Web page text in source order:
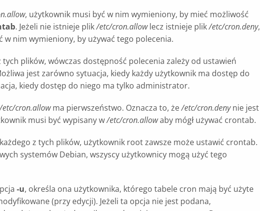
, użytkownik musi być w nim wymieniony, by mieć możliwość
. Jeżeli nie istnieje plik/etc/cron.allowlecz istnieje plik/etc/cron.deny,
w nim wymieniony, by używać tego polecenia.
tych plików, wówczas dostępność polecenia zależy od ustawień
jest zarówno sytuacja, kiedy każdy użytkownik ma dostęp do
kiedy dostęp do niego ma tylko administrator.
/etc/cron.allowma pierwszeństwo. Oznacza to, że/etc/cron.denynie jest
musi być wypisany w/etc/cron.allowaby mógł używać crontab.
z tych plików, użytkownik root zawsze może ustawić crontab.
systemów Debian, wszyscy użytkownicy mogą użyć tego
-u, określa ona użytkownika, którego tabele cron mają być użyte
(przy edycji). Jeżeli ta opcja nie jest podana,